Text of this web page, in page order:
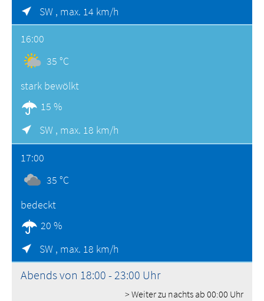
SW , max. 14 km/h
16:00
35 °C
stark bewölkt
15 %
SW , max. 18 km/h
17:00
35 °C
bedeckt
20 %
SW , max. 18 km/h
Abends von 18:00 - 23:00 Uhr
> Weiter zu nachts ab 00:00 Uhr